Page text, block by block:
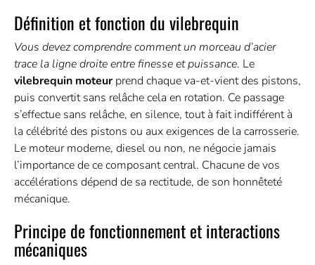
Définition et fonction du vilebrequin
Vous devez comprendre comment un morceau d’acier
trace la ligne droite entre finesse et puissance. Le
vilebrequin moteurprend chaque va-et-vient des pistons,
puis convertit sans relâche cela en rotation. Ce passage
s’effectue sans relâche, en silence, tout à fait indifférent à
la célébrité des pistons ou aux exigences de la carrosserie.
Le moteur moderne, diesel ou non, ne négocie jamais
l’importance de ce composant central. Chacune de vos
accélérations dépend de sa rectitude, de son honnêteté
mécanique.
Principe de fonctionnement et interactions
mécaniques